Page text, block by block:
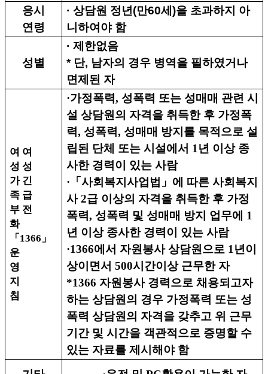
응시
연령
· 상담원 정년(만60세 )을 초과하지 아
니하여야 함
성별
· 제한없음
* 단, 남자의 경우 병역을 필하였거나
면제된 자
여 여
성 성
가 긴
족 급
부 전
화
「 1366 」
운
영
지
침
·가정폭력, 성폭력 또는 성매매 관련 시
설 상담원의 자격을 취득한 후 가정폭
력, 성폭력, 성매매 방지를 목적으로 설
립된 단체 또는 시설에서 1년 이상 종
사한 경력이 있는 사람
· 「 사회복지사업법 」 에 따른 사회복지
사2급 이상의 자격을 취득한 후 가정
폭력, 성폭력 및 성매매 방지 업무에 1
년 이상 종사한 경력이 있는 사람
·1366에서 자원봉사 상담원으로 1년이
상이면서 500시간이상 근무한 자
*1366 자원봉사 경력으로 채용되고자
하는 상담원의 경우 가정폭력 또는 성
폭력 상담원의 자격을 갖추고 위 근무
기간 및 시간을 객관적으로 증명할 수
있는 자료를 제시해야 함